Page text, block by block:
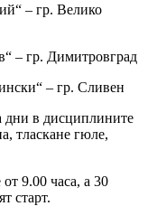
– гр. Велико
– гр. Димитровград
– гр. Сливен
дни в дисциплините
тласкане гюле,
9.00 часа, а 30
старт.